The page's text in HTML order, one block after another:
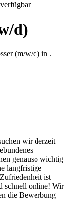
d)
(m/w/d) in .
wir derzeit
genauso wichtig
langfristige
ist
schnell online! Wir
die Bewerbung